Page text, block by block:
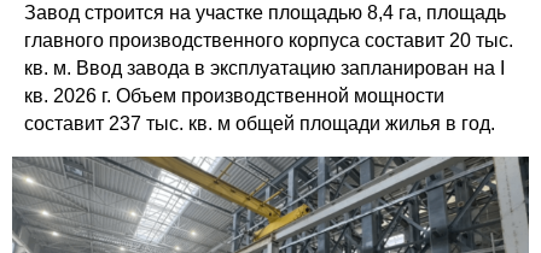
Завод строится на участке площадью 8,4 га, площадь
главного производственного корпуса составит 20 тыс.
кв. м. Ввод завода в эксплуатацию запланирован на I
кв. 2026 г. Объем производственной мощности
составит 237 тыс. кв. м общей площади жилья в год.